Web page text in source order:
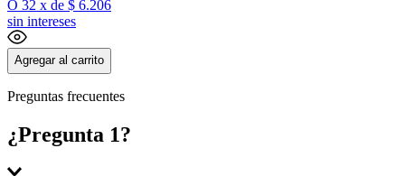
O 32 x de $ 6.206
sin intereses
Agregar al carrito
Preguntas frecuentes
¿Pregunta 1?